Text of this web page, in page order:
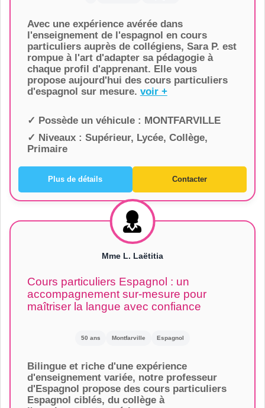
Avec une expérience avérée dans
l'enseignement de l'espagnol en cours
particuliers auprès de collégiens, Sara P. est
rompue à l'art d'adapter sa pédagogie à
chaque profil d'apprenant. Elle vous
propose aujourd'hui des cours particuliers
d'espagnol sur mesure. voir +
✓ Possède un véhicule : MONTFARVILLE
✓ Niveaux : Supérieur, Lycée, Collège,
Primaire
Plus de détails Contacter
Mme L. Laëtitia
Cours particuliers Espagnol : un
accompagnement sur-mesure pour
maîtriser la langue avec confiance
50 ans Montfarville Espagnol
Bilingue et riche d'une expérience
d'enseignement variée, notre professeur
d'Espagnol propose des cours particuliers
Espagnol ciblés, du collège à